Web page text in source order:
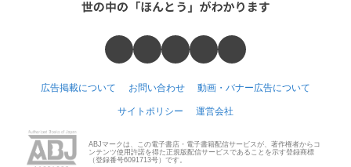
広告掲載について お問い合わせ 動画・バナー広告について
サイトポリシー 運営会社
ABJマークは、この電子書店・電子書籍配信サービスが、著作権者からコ
ンテンツ使用許諾を得た正規版配信サービスであることを示す登録商標
（登録番号6091713号）です。